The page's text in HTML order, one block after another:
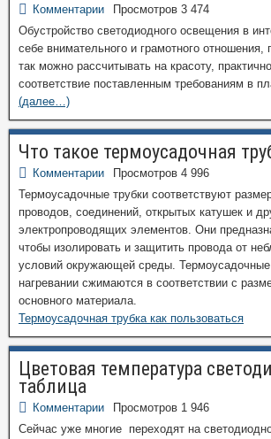
Комментарии
Просмотров 3 474
Обустройство светодиодного освещения в
себе внимательного и грамотного отношения,
так можно рассчитывать на красоту,
соответствие поставленным требованиям в
(далее…)
Что такое термоусадочная
Комментарии
Просмотров 4 996
Термоусадочные трубки соответствуют
проводов, соединений, открытых катушек и
электропроводящих элементов. Они
чтобы изолировать и защитить провода от
условий окружающей среды. Термоусадочные
нагревании сжимаются в соответствии с
основного материала.
Термоусадочная трубка как пользоваться
Цветовая температура
таблица
Комментарии
Просмотров 1 946
Сейчас уже многие переходят на